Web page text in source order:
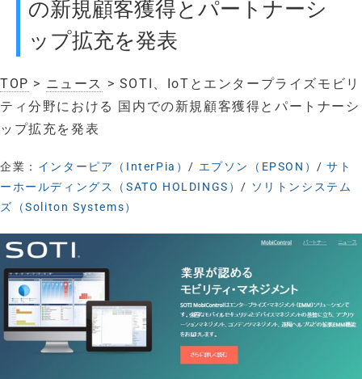
の新規顧客獲得とパートナーシ
ップ拡充を発表
TOP > ニュース > SOTI、IoTとエンタープライズモビリ
ティ分野における 国内での新規顧客獲得とパートナーシ
ップ拡充を発表
企業： インターピア（InterPia）/ エプソン（EPSON）/サト
ーホールディングス（SATO HOLDINGS）/ ソリトンシステム
ズ（Soliton Systems）